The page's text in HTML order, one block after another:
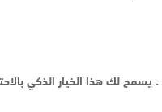
لك هذا الخيار الذكي